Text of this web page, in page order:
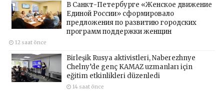
В Санкт-Петербурге «Женское движение
Единой России» сформировало
предложения по развитию городских
программ поддержки женщин
12 saat önce
Birleşik Rusya aktivistleri, Naberezhnye
Chelny’de genç KAMAZ uzmanları için
eğitim etkinlikleri düzenledi
14 saat önce